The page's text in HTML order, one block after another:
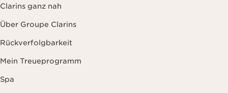
Clarins ganz nah
Über Groupe Clarins
Rückverfolgbarkeit
Mein Treueprogramm
Spa